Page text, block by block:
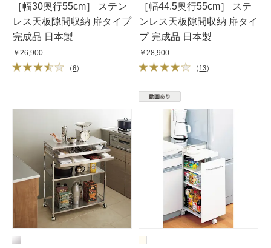
［幅30奥行55cm］ ステン
レス天板隙間収納 扉タイプ
完成品 日本製
￥26,900
（6）
［幅44.5奥行55cm］ ステ
ンレス天板隙間収納 扉タイ
プ 完成品 日本製
￥28,900
（ 13）